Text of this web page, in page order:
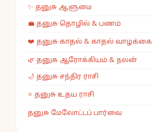
✨ தனுசு ஆளுமை
💼 தனுசு தொழில் & பணம்
❤️ தனுசு காதல் & காதல் வாழ்க்கை
🌿 தனுசு ஆரோக்கியம் & நலன்
🌙 தனுசு சந்திர ராசி
⭐ தனுசு உதய ராசி
தனுசு மேலோட்டப் பார்வை